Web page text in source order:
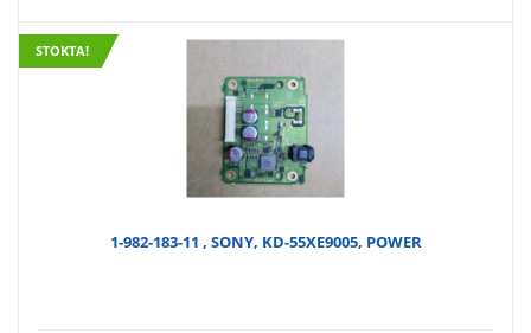
STOKTA!
1-982-183-11 , SONY, KD-55XE9005, POWER